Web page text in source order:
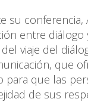
su
entre
viaje del
que
para que las
de sus